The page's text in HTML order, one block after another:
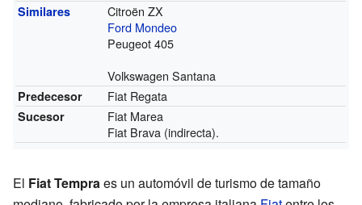
Similares
Citroën ZX
Ford Mondeo
Peugeot 405
Volkswagen Santana
Predecesor Fiat Regata
Sucesor
Fiat Marea
Fiat Brava (indirecta).
El Fiat Tempraes un automóvil de turismo de tamaño